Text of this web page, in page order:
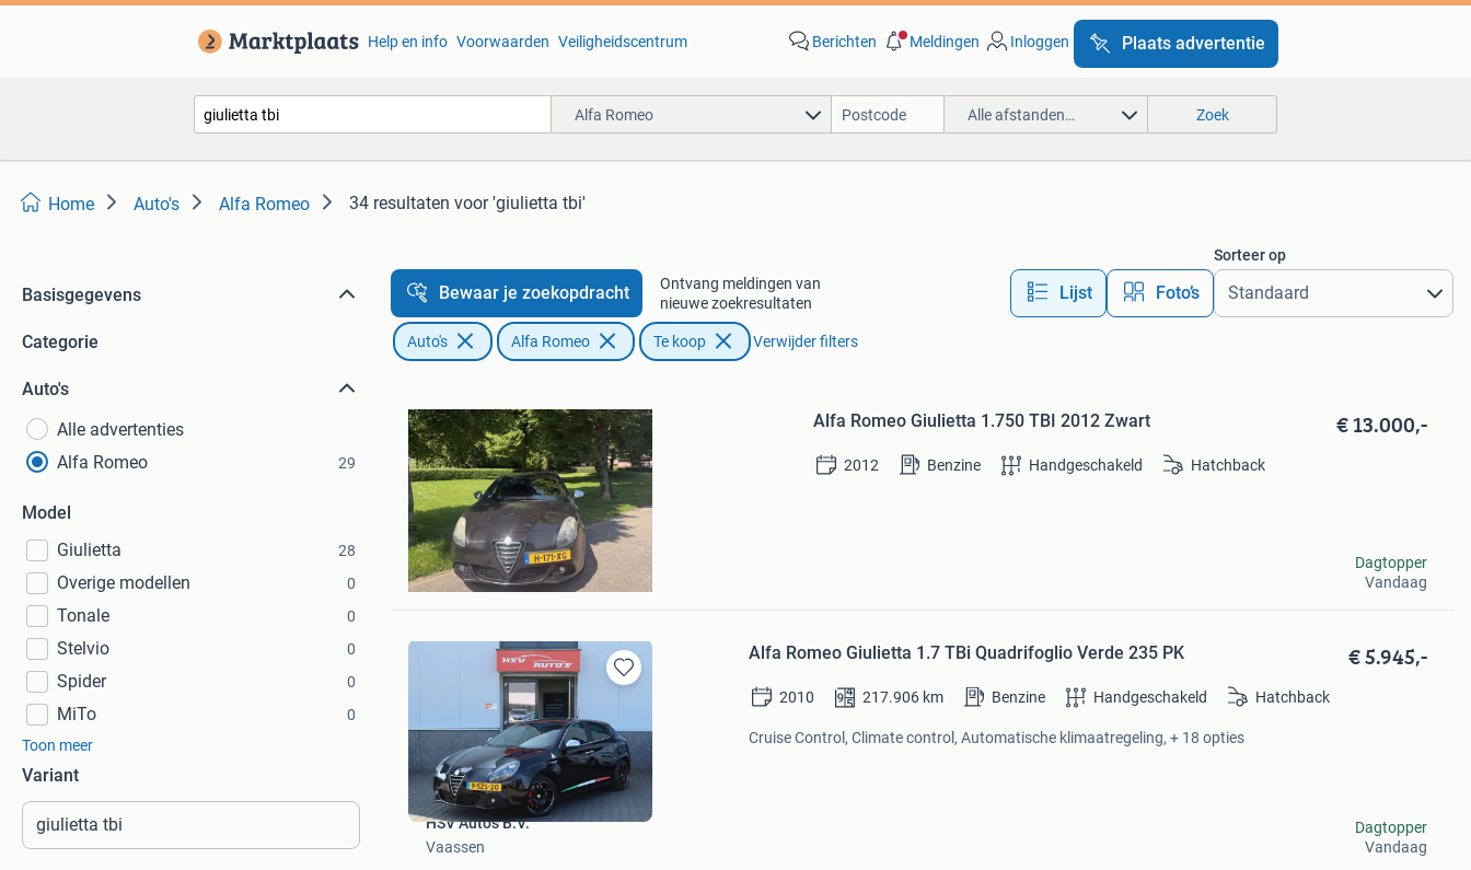
Help en info Voorwaarden Veiligheidscentrum Berichten Meldingen Inloggen Plaats advertentie
Alfa Romeo Alle afstanden… Zoek
Home Auto's Alfa Romeo 34 resultaten voor 'giulietta tbi'
Basisgegevens
Categorie
Auto's
Alle advertenties
Alfa Romeo
29
Model
Giulietta
28
Overige modellen 0
Tonale 0
Stelvio 0
Spider 0
MiTo
0
Toon meer
Variant
Bewaar je zoekopdracht
Ontvang meldingen van
nieuwe zoekresultaten
Lijst Foto’s
Sorteer op
Auto's Alfa Romeo Te koop Verwijder filters
Mijn
Favorieten
Alfa Romeo Giulietta 1.750 TBI 2012 Zwart € 13.000,-
2012 Benzine Handgeschakeld Hatchback
Nigel
Maastricht
Dagtopper
Vandaag
Bewaren
Mijn
Favorieten
Alfa Romeo Giulietta 1.7 TBi Quadrifoglio Verde 235 PK € 5.945,-
2010 217.906 km Benzine Handgeschakeld Hatchback
Cruise Control, Climate control, Automatische klimaatregeling, + 18 opties
HSV Auto's B.V.
Vaassen
Dagtopper
Vandaag